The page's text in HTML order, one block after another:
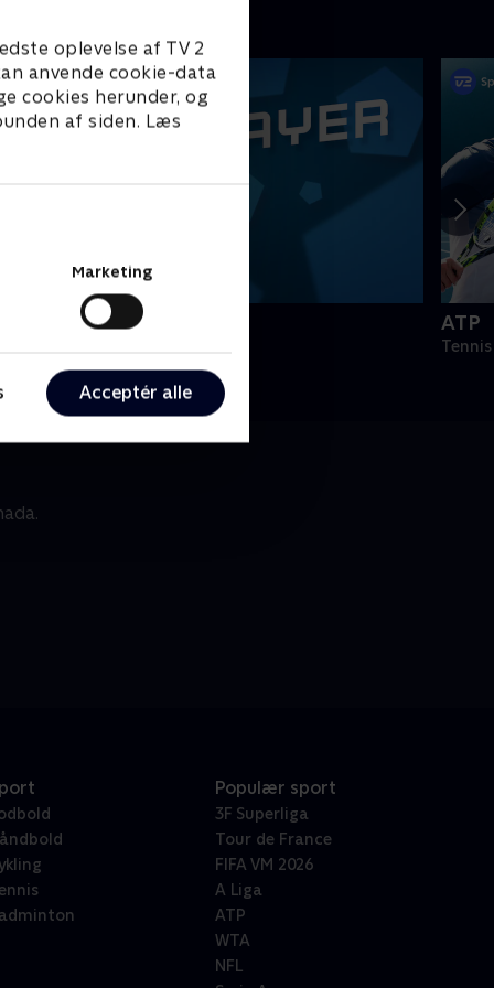
oplevelse af TV 2
anvende cookie-data
cookies herunder, og
af siden. Læs
Marketing
Acceptér alle
ATP
Tennis
Populær sport
3F Superliga
Tour de France
FIFA VM 2026
A Liga
ATP
WTA
NFL